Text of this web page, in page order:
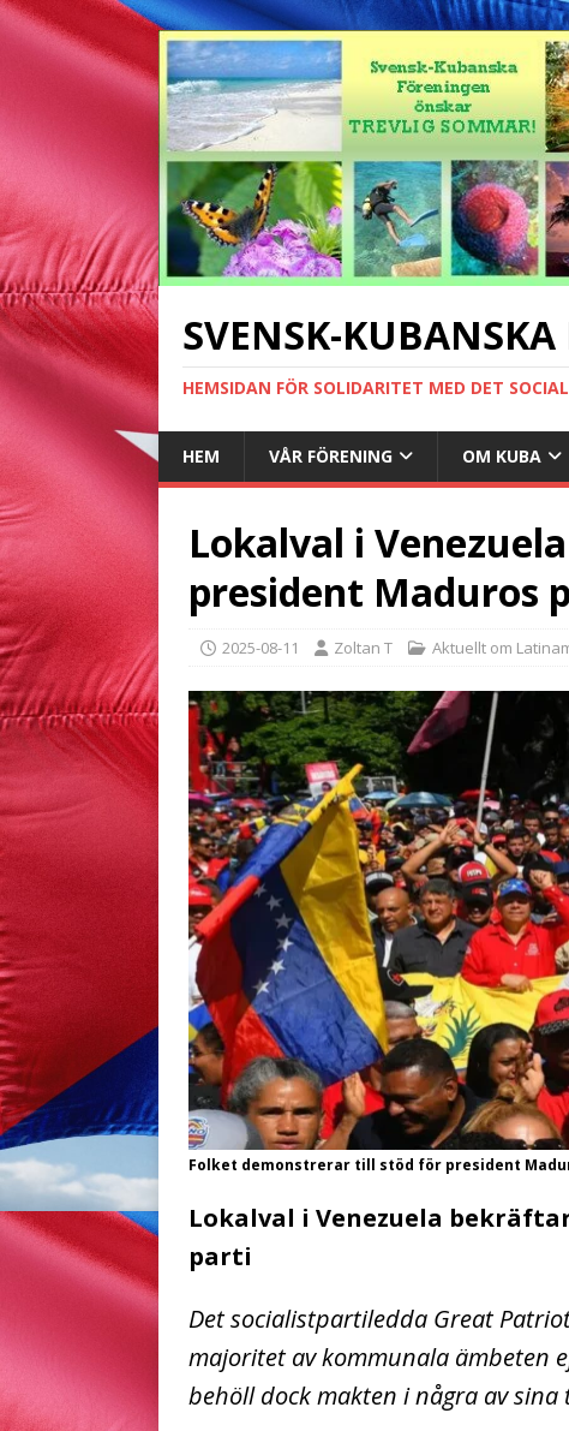
SVENSK-
HEMSIDAN FÖR SOLIDARITET MED DET
HEM VÅR FÖRENING OM KUBA
Lokalval i
president Maduros
2025-08-11 Zoltan T Aktuellt om
Folket demonstrerar till stöd för president
Lokalval i Venezuela
parti
Det socialistpartiledda Great
majoritet av kommunala ämbeten
behöll dock makten i några av